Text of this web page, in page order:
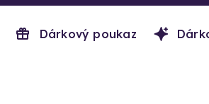
Dárkový poukaz